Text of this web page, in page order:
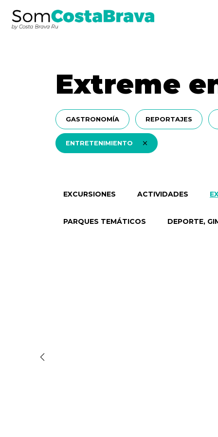
Extreme
GASTRONOMÍA REPORTAJES
ENTRETENIMIENTO
EXCURSIONES ACTIVIDADES
PARQUES TEMÁTICOS DEPORTE,